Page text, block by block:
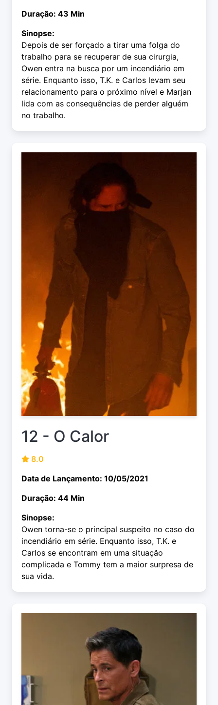
Duração: 43 Min
Sinopse:
Depois de ser forçado a tirar uma folga do
trabalho para se recuperar de sua cirurgia,
Owen entra na busca por um incendiário em
série. Enquanto isso, T.K. e Carlos levam seu
relacionamento para o próximo nível e Marjan
lida com as consequências de perder alguém
no trabalho.
12 - O Calor
8.0
Data de Lançamento: 10/05/2021
Duração: 44 Min
Sinopse:
Owen torna-se o principal suspeito no caso do
incendiário em série. Enquanto isso, T.K. e
Carlos se encontram em uma situação
complicada e Tommy tem a maior surpresa de
sua vida.